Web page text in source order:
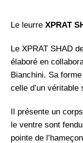
Le leurreXPRAT
Le XPRAT SHAD
élaboré en
Bianchini. Sa
celle d’un véritable
Il présente un
le ventre sont
pointe de